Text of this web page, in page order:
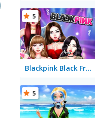
Blackpink Black Friday Fever
5
5